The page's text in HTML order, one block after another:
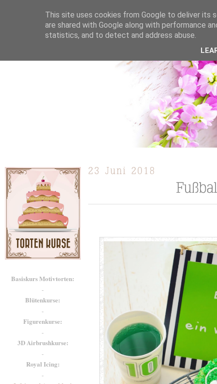
ÜBER MICH KOOPERATION TORTEN / KUCHEN /
Basiskurs Motivtorten:
-
Blütenkurse:
-
Figurenkurse:
-
3D Airbrushkurse:
-
Royal Icing:
-
This site uses cookies from Google to deliver its
are shared with Google along with performance
statistics, and to detect and address abuse.